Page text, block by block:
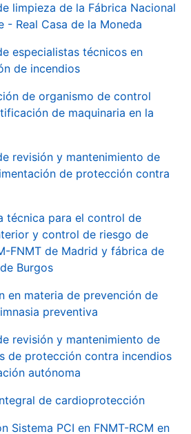
limpieza de la Fábrica Nacional
- Real Casa de la Moneda
especialistas técnicos en
de incendios
de organismo de control
de maquinaria en la
revisión y mantenimiento de
de protección contra
técnica para el control de
y control de riesgo de
FNMT de Madrid y fábrica de
Burgos
en materia de prevención de
preventiva
revisión y mantenimiento de
de protección contra incendios
autónoma
de cardioprotección
Sistema PCI en FNMT-RCM en